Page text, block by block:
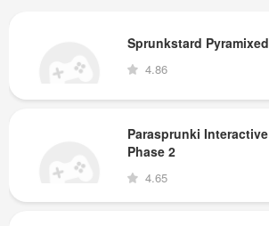
Sprunkstard Pyramixed
4.86
Parasprunki Interactive
Phase 2
4.65